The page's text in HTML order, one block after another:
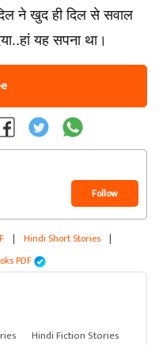
ने खुद ही दिल से सवाल
यह सपना था।
Follow
| Hindi Short Stories |
PDF
Hindi Fiction Stories